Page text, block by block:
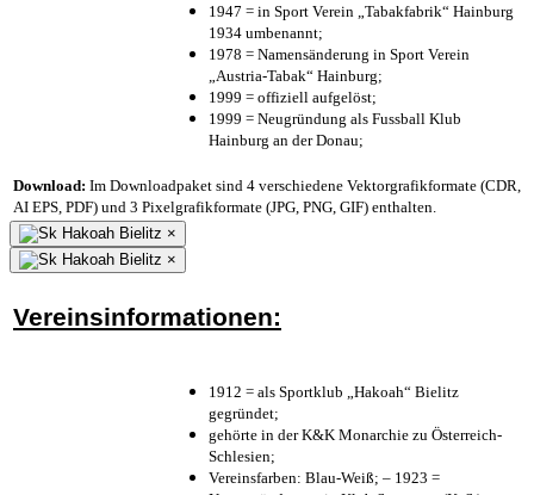
1947 = in Sport Verein „Tabakfabrik“ Hainburg
1934 umbenannt;
1978 = Namensänderung in Sport Verein
„Austria-Tabak“ Hainburg;
1999 = offiziell aufgelöst;
1999 = Neugründung als Fussball Klub
Hainburg an der Donau;
Download: Im Downloadpaket sind 4 verschiedene Vektorgrafikformate (CDR,
AI EPS, PDF) und 3 Pixelgrafikformate (JPG, PNG, GIF) enthalten.
×
×
Vereinsinformationen:
1912 = als Sportklub „Hakoah“ Bielitz
gegründet;
gehörte in der K&K Monarchie zu Österreich-
Schlesien;
Vereinsfarben: Blau-Weiß; – 1923 =